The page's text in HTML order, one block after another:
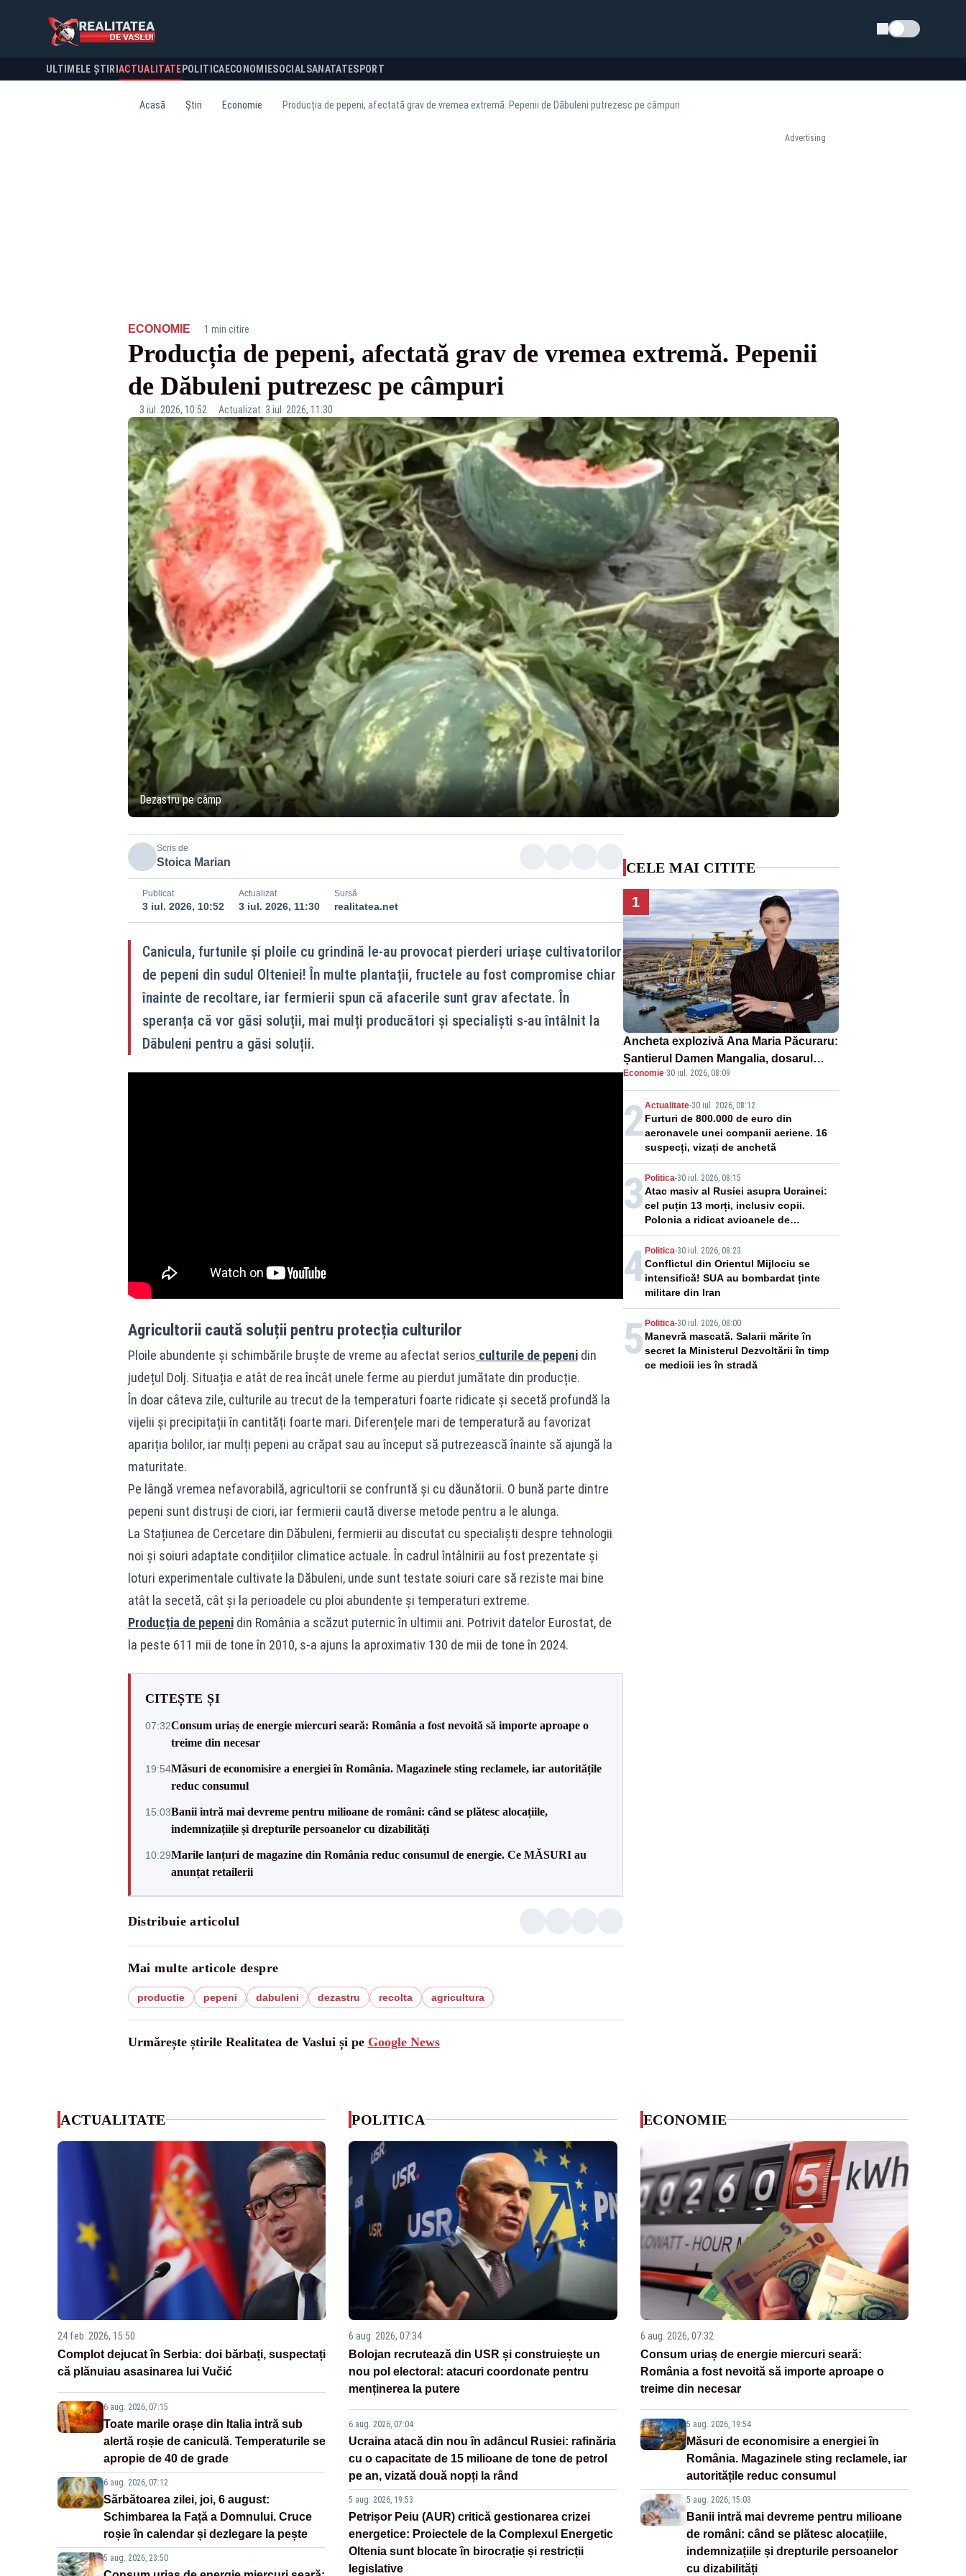
Schimba tema
ULTIMELE ȘTIRI ACTUALITATE POLITICA ECONOMIESOCIALSANATATESPORT
Acasă Știri Economie Producția de pepeni, afectată grav de vremea extremă. Pepenii de Dăbuleni putrezesc pe câmpuri
Advertising
ECONOMIE· 1 min citire
Producția de pepeni, afectată grav de vremea extremă. Pepenii
de Dăbuleni putrezesc pe câmpuri
3 iul. 2026, 10:52 Actualizat: 3 iul. 2026, 11:30
Dezastru pe câmp
Scris de
Stoica Marian
Publicat
3 iul. 2026, 10:52
Actualizat
3 iul. 2026, 11:30
Sursă
realitatea.net
Canicula, furtunile și ploile cu grindină le-au provocat pierderi uriașe cultivatorilor
de pepeni din sudul Olteniei! În multe plantații, fructele au fost compromise chiar
înainte de recoltare, iar fermierii spun că afacerile sunt grav afectate. În
speranța că vor găsi soluții, mai mulți producători și specialiști s-au întâlnit la
Dăbuleni pentru a găsi soluții.
Agricultorii caută soluții pentru protecția culturilor
Ploile abundente și schimbările bruște de vreme au afectat serios culturile de pepenidin
județul Dolj. Situația e atât de rea încât unele ferme au pierdut jumătate din producție.
În doar câteva zile, culturile au trecut de la temperaturi foarte ridicate și secetă profundă la
vijelii și precipitații în cantități foarte mari. Diferențele mari de temperatură au favorizat
apariția bolilor, iar mulți pepeni au crăpat sau au început să putrezească înainte să ajungă la
maturitate.
Pe lângă vremea nefavorabilă, agricultorii se confruntă și cu dăunătorii. O bună parte dintre
pepeni sunt distruși de ciori, iar fermierii caută diverse metode pentru a le alunga.
La Stațiunea de Cercetare din Dăbuleni, fermierii au discutat cu specialiști despre tehnologii
noi și soiuri adaptate condițiilor climatice actuale. În cadrul întâlnirii au fost prezentate și
loturi experimentale cultivate la Dăbuleni, unde sunt testate soiuri care să reziste mai bine
atât la secetă, cât și la perioadele cu ploi abundente și temperaturi extreme.
Producția de pepenidin România a scăzut puternic în ultimii ani. Potrivit datelor Eurostat, de
la peste 611 mii de tone în 2010, s-a ajuns la aproximativ 130 de mii de tone în 2024.
CITEȘTE ȘI
07:32Consum uriaș de energie miercuri seară: România a fost nevoită să importe aproape o
treime din necesar
19:54Măsuri de economisire a energiei în România. Magazinele sting reclamele, iar autoritățile
reduc consumul
15:03Banii intră mai devreme pentru milioane de români: când se plătesc alocațiile,
indemnizațiile și drepturile persoanelor cu dizabilități
10:29Marile lanțuri de magazine din România reduc consumul de energie. Ce MĂSURI au
anunțat retailerii
Distribuie articolul
Mai multe articole despre
productie pepeni dabuleni dezastru recolta agricultura
Urmărește știrile Realitatea de Vaslui și pe Google News
CELE MAI CITITE
1
Ancheta explozivă Ana Maria Păcuraru:
Șantierul Damen Mangalia, dosarul
care scufundă apărarea României
Economie·30 iul. 2026, 08:09
2Actualitate-30 iul. 2026, 08:12
Furturi de 800.000 de euro din
aeronavele unei companii aeriene. 16
suspecți, vizați de anchetă
3 Politica-30 iul. 2026, 08:15
Atac masiv al Rusiei asupra Ucrainei:
cel puțin 13 morți, inclusiv copii.
Polonia a ridicat avioanele de
vânătoare
4Politica-30 iul. 2026, 08:23
Conflictul din Orientul Mijlociu se
intensifică! SUA au bombardat ținte
militare din Iran
5 Politica-30 iul. 2026, 08:00
Manevră mascată. Salarii mărite în
secret la Ministerul Dezvoltării în timp
ce medicii ies în stradă
ACTUALITATE
24 feb. 2026, 15:50
Complot dejucat în Serbia: doi bărbați, suspectați
că plănuiau asasinarea lui Vučić
6 aug. 2026, 07:15
Toate marile orașe din Italia intră sub
alertă roșie de caniculă. Temperaturile se
apropie de 40 de grade
6 aug. 2026, 07:12
Sărbătoarea zilei, joi, 6 august:
Schimbarea la Față a Domnului. Cruce
roșie în calendar și dezlegare la pește
5 aug. 2026, 23:50
POLITICA
6 aug. 2026, 07:34
Bolojan recrutează din USR și construiește un
nou pol electoral: atacuri coordonate pentru
menținerea la putere
6 aug. 2026, 07:04
Ucraina atacă din nou în adâncul Rusiei: rafinăria
cu o capacitate de 15 milioane de tone de petrol
pe an, vizată două nopți la rând
5 aug. 2026, 19:53
Petrișor Peiu (AUR) critică gestionarea crizei
energetice: Proiectele de la Complexul Energetic
Oltenia sunt blocate în birocrație și restricții
legislative
ECONOMIE
6 aug. 2026, 07:32
Consum uriaș de energie miercuri seară:
România a fost nevoită să importe aproape o
treime din necesar
5 aug. 2026, 19:54
Măsuri de economisire a energiei în
România. Magazinele sting reclamele, iar
autoritățile reduc consumul
5 aug. 2026, 15:03
Banii intră mai devreme pentru milioane
de români: când se plătesc alocațiile,
indemnizațiile și drepturile persoanelor
cu dizabilități